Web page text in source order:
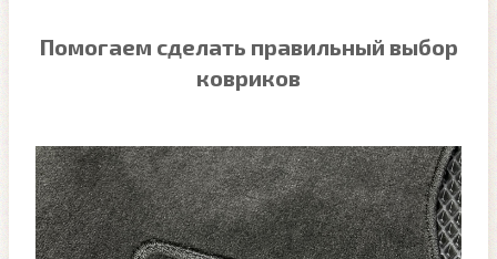
Помогаем сделать правильный выбор
ковриков